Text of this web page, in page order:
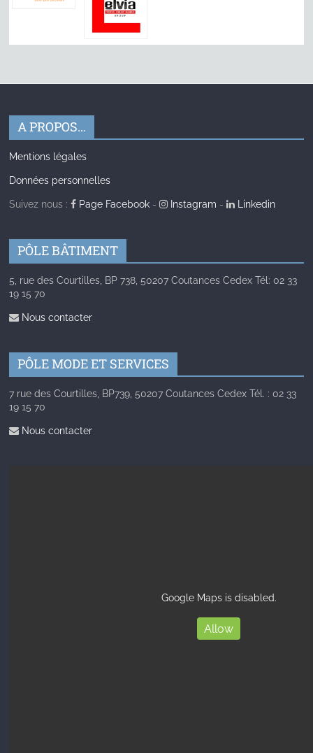
A PROPOS…
Mentions légales
Données personnelles
Suivez nous : Page Facebook - Instagram - Linkedin
PÔLE BÂTIMENT
5, rue des Courtilles, BP 738, 50207 Coutances Cedex Tél: 02 33
19 15 70
Nous contacter
PÔLE MODE ET SERVICES
7 rue des Courtilles, BP739, 50207 Coutances Cedex Tél. : 02 33
19 15 70
Nous contacter
Google Maps is disabled.
Allow